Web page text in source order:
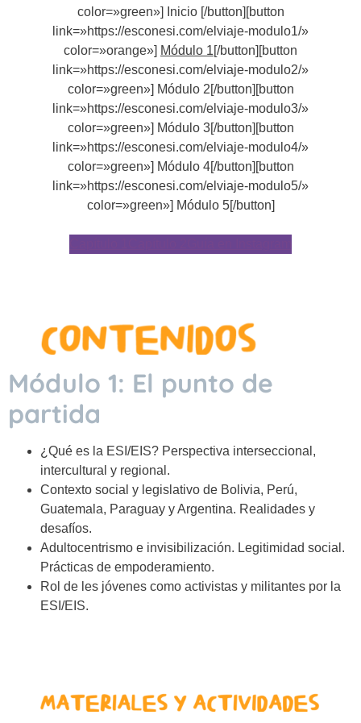
color=»green»] Inicio [/button][button
link=»https://esconesi.com/elviaje-modulo1/»
color=»orange»] Módulo 1[/button][button
link=»https://esconesi.com/elviaje-modulo2/»
color=»green»] Módulo 2[/button][button
link=»https://esconesi.com/elviaje-modulo3/»
color=»green»] Módulo 3[/button][button
link=»https://esconesi.com/elviaje-modulo4/»
color=»green»] Módulo 4[/button][button
link=»https://esconesi.com/elviaje-modulo5/»
color=»green»] Módulo 5[/button]
Módulo 1: El punto de
partida
¿Qué es la ESI/EIS? Perspectiva interseccional,
intercultural y regional.
Contexto social y legislativo de Bolivia, Perú,
Guatemala, Paraguay y Argentina. Realidades y
desafíos.
Adultocentrismo e invisibilización. Legitimidad social.
Prácticas de empoderamiento.
Rol de les jóvenes como activistas y militantes por la
ESI/EIS.